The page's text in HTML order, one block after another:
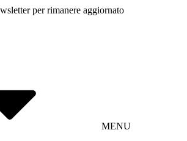
per rimanere aggiornato
MENU